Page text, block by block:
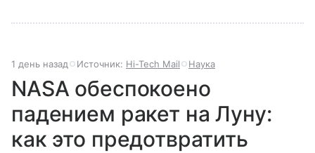
1 день назад Источник: Hi-Tech Mail Наука
NASA обеспокоено
падением ракет на Луну:
как это предотвратить